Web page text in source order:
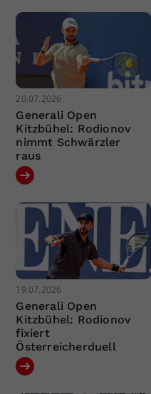
20.07.2026
Generali Open
Kitzbühel: Rodionov
nimmt Schwärzler
raus
19.07.2026
Generali Open
Kitzbühel: Rodionov
fixiert
Österreicherduell